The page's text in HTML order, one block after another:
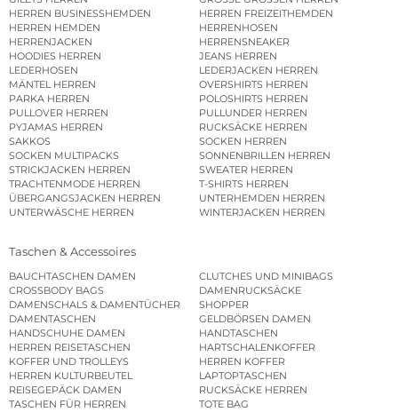
HERREN BUSINESSHEMDEN
HERREN FREIZEITHEMDEN
HERREN HEMDEN
HERRENHOSEN
HERRENJACKEN
HERRENSNEAKER
HOODIES HERREN
JEANS HERREN
LEDERHOSEN
LEDERJACKEN HERREN
MÄNTEL HERREN
OVERSHIRTS HERREN
PARKA HERREN
POLOSHIRTS HERREN
PULLOVER HERREN
PULLUNDER HERREN
PYJAMAS HERREN
RUCKSÄCKE HERREN
SAKKOS
SOCKEN HERREN
SOCKEN MULTIPACKS
SONNENBRILLEN HERREN
STRICKJACKEN HERREN
SWEATER HERREN
TRACHTENMODE HERREN
T-SHIRTS HERREN
ÜBERGANGSJACKEN HERREN
UNTERHEMDEN HERREN
UNTERWÄSCHE HERREN
WINTERJACKEN HERREN
Taschen & Accessoires
BAUCHTASCHEN DAMEN
CLUTCHES UND MINIBAGS
CROSSBODY BAGS
DAMENRUCKSÄCKE
DAMENSCHALS & DAMENTÜCHER
SHOPPER
DAMENTASCHEN
GELDBÖRSEN DAMEN
HANDSCHUHE DAMEN
HANDTASCHEN
HERREN REISETASCHEN
HARTSCHALENKOFFER
KOFFER UND TROLLEYS
HERREN KOFFER
HERREN KULTURBEUTEL
LAPTOPTASCHEN
REISEGEPÄCK DAMEN
RUCKSÄCKE HERREN
TASCHEN FÜR HERREN
TOTE BAG